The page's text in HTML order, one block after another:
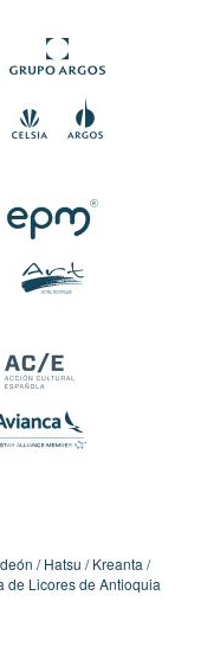
Hatsu
Kreanta
de Licores de Antioquia